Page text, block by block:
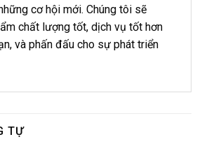
cơ hội mới. Chúng tôi sẽ
chất lượng tốt, dịch vụ tốt hơn
và phấn đấu cho sự phát triển
TỰ